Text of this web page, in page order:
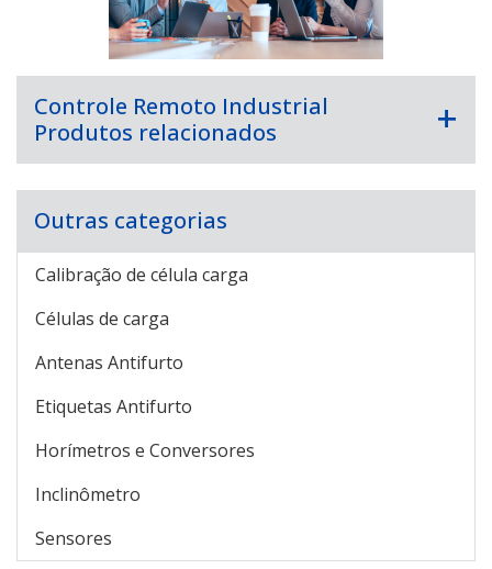
Controle Remoto Industrial
Produtos relacionados
Outras categorias
Calibração de célula carga
Células de carga
Antenas Antifurto
Etiquetas Antifurto
Horímetros e Conversores
Inclinômetro
Sensores